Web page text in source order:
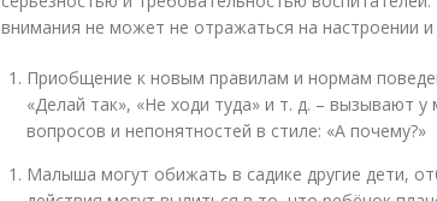
внимания не может не отражаться на настроении и
Приобщение к новым правилам и нормам
«Делай так», «Не ходи туда» и т. д. – вызывают
вопросов и непонятностей в стиле: «А почему?»
Малыша могут обижать в садике другие дети,